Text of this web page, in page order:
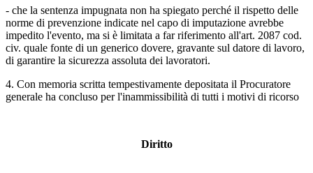
- che la sentenza impugnata non ha spiegato perché il rispetto delle
norme di prevenzione indicate nel capo di imputazione avrebbe
impedito l'evento, ma si è limitata a far riferimento all'art. 2087 cod.
civ. quale fonte di un generico dovere, gravante sul datore di lavoro,
di garantire la sicurezza assoluta dei lavoratori.
4. Con memoria scritta tempestivamente depositata il Procuratore
generale ha concluso per l'inammissibilità di tutti i motivi di ricorso
Diritto